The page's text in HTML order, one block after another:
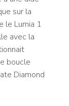
sur la
le Lumia 1
avec la
boucle
Diamond